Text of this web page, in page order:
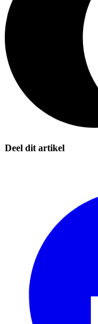
Deel dit artikel